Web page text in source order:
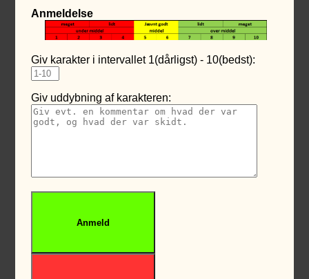
Anmeldelse
Giv karakter i intervallet 1(dårligst) - 10(bedst):
Giv uddybning af karakteren: